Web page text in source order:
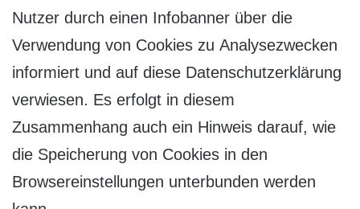
Nutzer durch einen Infobanner über die
Verwendung von Cookies zu Analysezwecken
informiert und auf diese Datenschutzerklärung
verwiesen. Es erfolgt in diesem
Zusammenhang auch ein Hinweis darauf, wie
die Speicherung von Cookies in den
Browsereinstellungen unterbunden werden